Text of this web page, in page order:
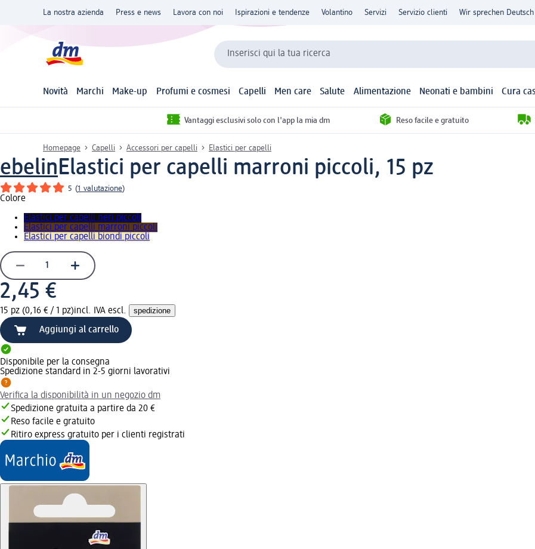
La nostra azienda Press e news Lavora con noi Ispirazioni e tendenze Volantino Servizi Servizio clienti Wir sprechen Deutsch
Inserisci qui la tua ricerca
Novità Marchi Make-up Profumi e cosmesi Capelli Men care Salute Alimentazione Neonati e bambini Cura
Vantaggi esclusivi solo con l'app la mia dm Reso facile e gratuito
Homepage Capelli Accessori per capelli Elastici per capelli
ebelinElastici per capelli marroni piccoli, 15 pz
5 (1 valutazione)
Colore
Elastici per capelli neri piccoli
Elastici per capelli marroni piccoli
Elastici per capelli biondi piccoli
2,45 €
15 pz (0,16 € / 1 pz)incl. IVA escl. spedizione
Aggiungi al carrello
Disponibile per la consegna
Spedizione standard in 2-5 giorni lavorativi
Verifica la disponibilità in un negozio dm
Spedizione gratuita a partire da 20 €
Reso facile e gratuito
Ritiro express gratuito per i clienti registrati